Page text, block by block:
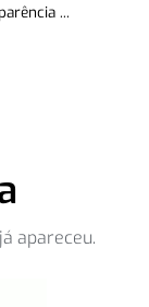
...
apareceu.